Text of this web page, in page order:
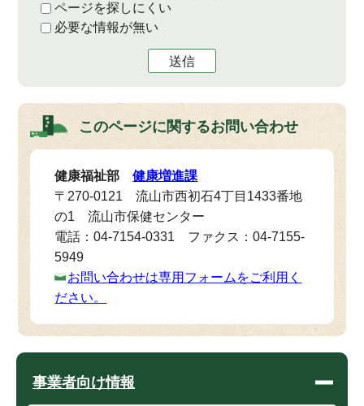
ページを探しにくい
必要な情報が無い
送信
このページに関するお問い合わせ
健康福祉部健康増進課
〒270-0121 流山市西初石4丁目1433番地
の1 流山市保健センター
電話：04-7154-0331 ファクス：04-7155-
5949
お問い合わせは専用フォームをご利用く
ださい。
事業者向け情報